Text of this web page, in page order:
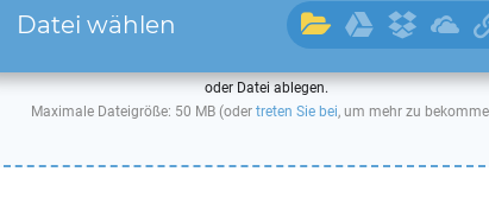
Datei wählen
oder Datei ablegen.
Maximale Dateigröße: 50 MB (oder treten Sie bei, um mehr zu